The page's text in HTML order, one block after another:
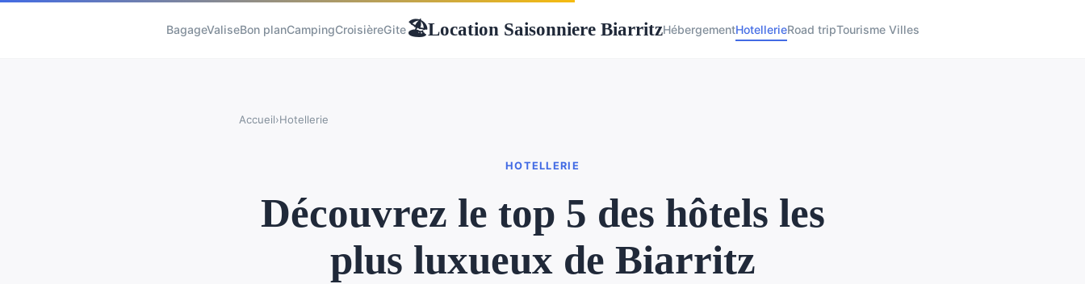
BagageValiseBon planCampingCroisièreGite🏖Location Saisonniere BiarritzHébergementHotellerieRoad tripTourisme Villes
Accueil›Hotellerie
HOTELLERIE
Découvrez le top 5 des hôtels les
plus luxueux de Biarritz